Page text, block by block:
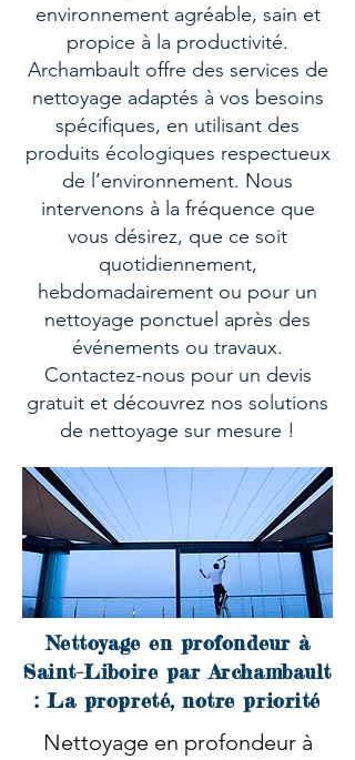
environnement agréable, sain et
propice à la productivité.
Archambault offre des services de
nettoyage adaptés à vos besoins
spécifiques, en utilisant des
produits écologiques respectueux
de l’environnement. Nous
intervenons à la fréquence que
vous désirez, que ce soit
quotidiennement,
hebdomadairement ou pour un
nettoyage ponctuel après des
événements ou travaux.
Contactez-nous pour un devis
gratuit et découvrez nos solutions
de nettoyage sur mesure !
Nettoyage en profondeur à
Saint-Liboire par Archambault
: La propreté, notre priorité
Nettoyage en profondeur à